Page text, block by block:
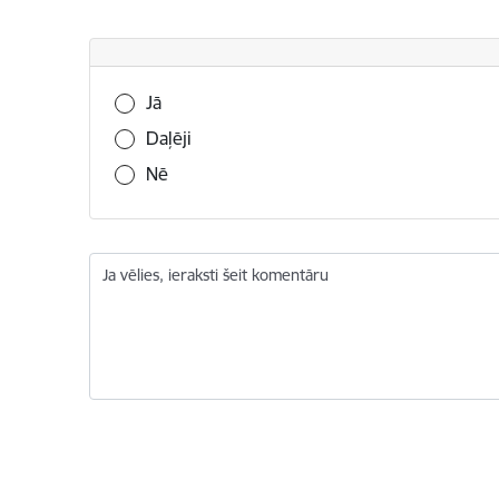
Vai šī informācija bija noderīga?
Jā
Daļēji
Nē
Ja vēlies, ieraksti šeit komentāru